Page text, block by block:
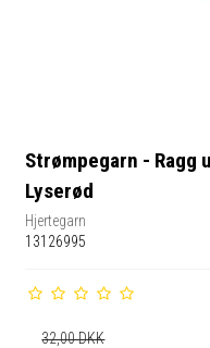
Strømpegarn - Ragg
Lyserød
Hjertegarn
13126995
32,00 DKK